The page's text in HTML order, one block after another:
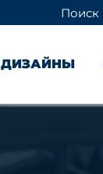
Поиск
ДИЗАЙНЫ